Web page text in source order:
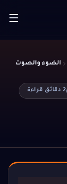
الضوء والصوت
2 دقائق قراءة